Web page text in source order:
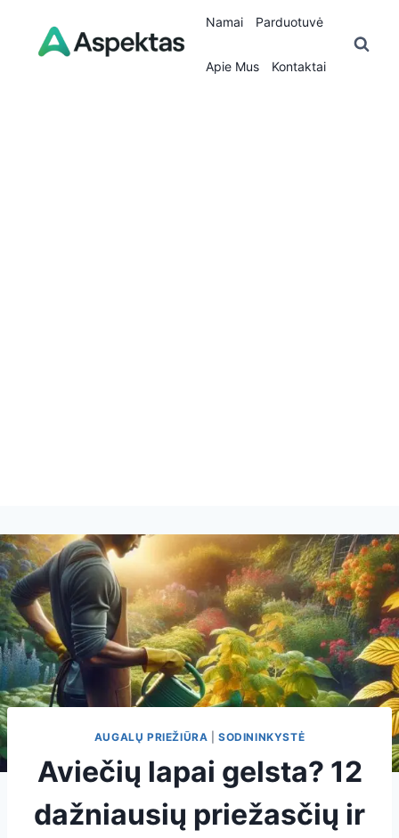
content
Namai Parduotuvė
Apie Mus Kontaktai
AUGALŲ PRIEŽIŪRA |SODININKYSTĖ
Aviečių lapai gelsta? 12
dažniausių priežasčių ir